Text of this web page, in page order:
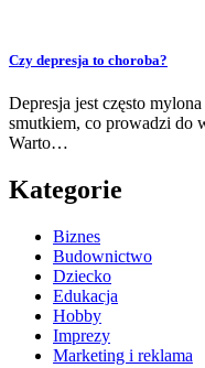
Czy depresja to choroba?
Depresja jest często
smutkiem, co prowadzi do
Warto…
Kategorie
Biznes
Budownictwo
Dziecko
Edukacja
Hobby
Imprezy
Marketing i reklama